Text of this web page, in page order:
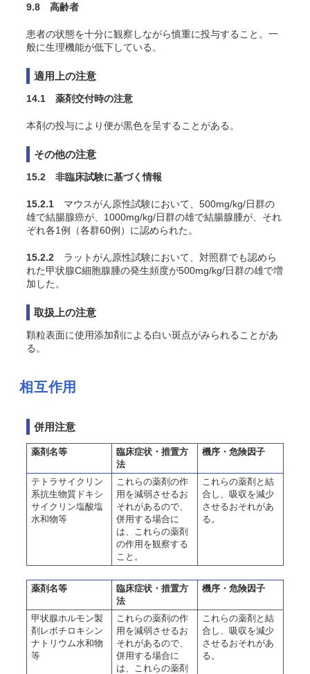
9.8 高齢者
患者の状態を十分に観察しながら慎重に投与すること。一
般に生理機能が低下している。
適用上の注意
14.1 薬剤交付時の注意
本剤の投与により便が黒色を呈することがある。
その他の注意
15.2 非臨床試験に基づく情報
15.2.1 マウスがん原性試験において、500mg/kg/日群の
雄で結腸腺癌が、1000mg/kg/日群の雄で結腸腺腫が、それ
ぞれ各1例（各群60例）に認められた。
15.2.2 ラットがん原性試験において、対照群でも認めら
れた甲状腺C細胞腺腫の発生頻度が500mg/kg/日群の雄で増
加した。
取扱上の注意
顆粒表面に使用添加剤による白い斑点がみられることがあ
る。
相互作用
併用注意
薬剤名等
臨床症状・措置方
法
機序・危険因子
テトラサイクリン
系抗生物質ドキシ
サイクリン塩酸塩
水和物等
これらの薬剤の作
用を減弱させるお
それがあるので、
併用する場合に
は、これらの薬剤
の作用を観察する
こと。
これらの薬剤と結
合し、吸収を減少
させるおそれがあ
る。
薬剤名等
臨床症状・措置方
法
機序・危険因子
甲状腺ホルモン製
剤レボチロキシン
ナトリウム水和物
等
これらの薬剤の作
用を減弱させるお
それがあるので、
併用する場合に
は、これらの薬剤
これらの薬剤と結
合し、吸収を減少
させるおそれがあ
る。